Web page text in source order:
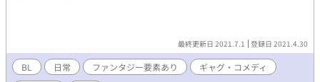
最終更新日 2021.7.1 登録日 2021.4.30
BL 日常 ファンタジー要素あり
ギャグ・コメディ